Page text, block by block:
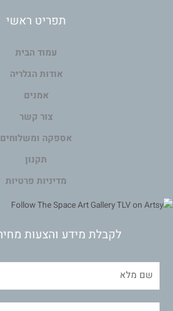
תפריט ראשי
עמוד הבית
אודות הגלריה
אמנים
צור קשר
אספקה ומשלוחים
תקנון
מדיניות פרטיות
לקבלת מידע והצעות